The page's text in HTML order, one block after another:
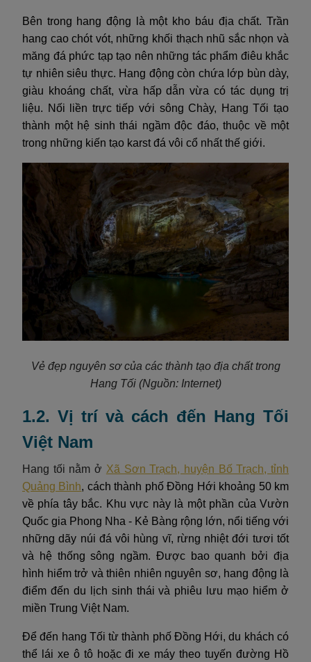
Bên trong hang động là một kho báu địa chất. Trần
hang cao chót vót, những khối thạch nhũ sắc nhọn và
măng đá phức tạp tạo nên những tác phẩm điêu khắc
tự nhiên siêu thực. Hang động còn chứa lớp bùn dày,
giàu khoáng chất, vừa hấp dẫn vừa có tác dụng trị
liệu. Nối liền trực tiếp với sông Chày, Hang Tối tạo
thành một hệ sinh thái ngầm độc đáo, thuộc về một
trong những kiến tạo karst đá vôi cổ nhất thế giới.
Vẻ đẹp nguyên sơ của các thành tạo địa chất trong
Hang Tối (Nguồn: Internet)
1.2. Vị trí và cách đến Hang Tối
Việt Nam
Hang tối nằm ở Xã Sơn Trạch, huyện Bố Trạch, tỉnh
Quảng Bình, cách thành phố Đồng Hới khoảng 50 km
về phía tây bắc. Khu vực này là một phần của Vườn
Quốc gia Phong Nha - Kẻ Bàng rộng lớn, nổi tiếng với
những dãy núi đá vôi hùng vĩ, rừng nhiệt đới tươi tốt
và hệ thống sông ngầm. Được bao quanh bởi địa
hình hiểm trở và thiên nhiên nguyên sơ, hang động là
điểm đến du lịch sinh thái và phiêu lưu mạo hiểm ở
miền Trung Việt Nam.
Để đến hang Tối từ thành phố Đồng Hới, du khách có
thể lái xe ô tô hoặc đi xe máy theo tuyến đường Hồ